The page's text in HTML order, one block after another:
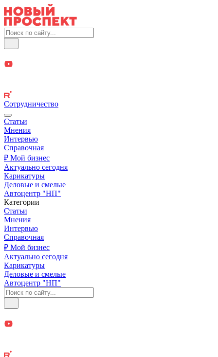
Сотрудничество
Статьи
Мнения
Интервью
Справочная
₽ Мой бизнес
Актуально сегодня
Карикатуры
Деловые и смелые
Автоцентр "НП"
Категории
Статьи
Мнения
Интервью
Справочная
₽ Мой бизнес
Актуально сегодня
Карикатуры
Деловые и смелые
Автоцентр "НП"